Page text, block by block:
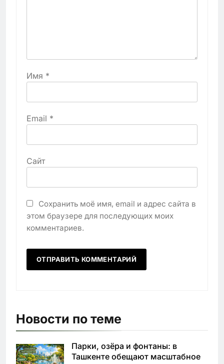
Имя *
Email *
Сайт
Сохранить моё имя, email и адрес сайта в
этом браузере для последующих моих
комментариев.
Новости по теме
Парки, озёра и фонтаны: в
Ташкенте обещают масштабное